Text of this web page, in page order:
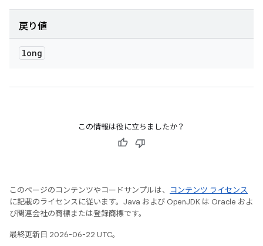
戻り値
long
この情報は役に立ちましたか？
このページのコンテンツやコードサンプルは、
コンテンツ ライセンス
に記載のライセンスに従います。Java および OpenJDK は Oracle およ
び関連会社の商標または登録商標です。
最終更新日 2026-06-22 UTC。